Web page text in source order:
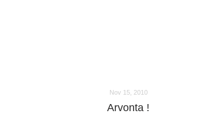
Nov 15, 2010
Arvonta !